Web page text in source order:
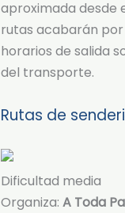
aproximada desde
rutas acabarán por
horarios de salida
del transporte.
Rutas de
Dificultad media
Organiza: A Toda